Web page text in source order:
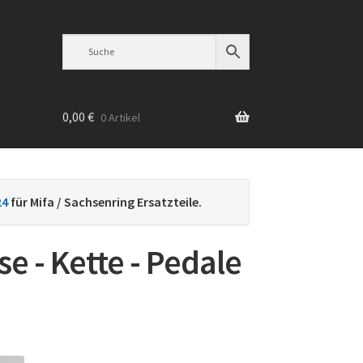
0,00 € 0 Artikel
für Mifa / Sachsenring Ersatzteile.
- Kette - Pedale